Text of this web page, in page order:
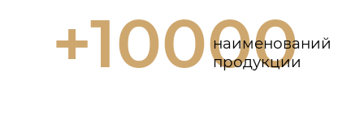
+10000
наименований
продукции